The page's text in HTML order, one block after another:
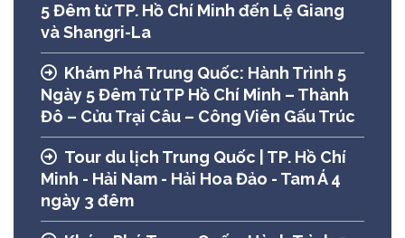
5 Đêm từ TP. Hồ Chí Minh đến Lệ Giang
và Shangri-La
Khám Phá Trung Quốc: Hành Trình 5
Ngày 5 Đêm Từ TP Hồ Chí Minh – Thành
Đô – Cửu Trại Câu – Công Viên Gấu Trúc
Tour du lịch Trung Quốc | TP. Hồ Chí
Minh - Hải Nam - Hải Hoa Đảo - Tam Á 4
ngày 3 đêm